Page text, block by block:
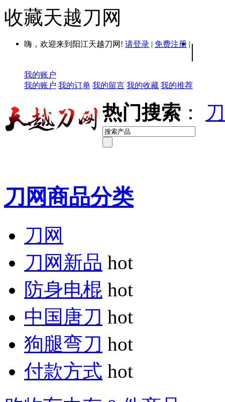
收藏天越刀网
嗨，欢迎来到阳江天越刀网! 请登录 | 免费注册 | |
我的账户
我的账户 我的订单 我的留言 我的收藏 我的推荐
热门搜索 ：
刀网商品分类
刀网
刀网新品 hot
防身电棍 hot
中国唐刀 hot
狗腿弯刀 hot
付款方式 hot